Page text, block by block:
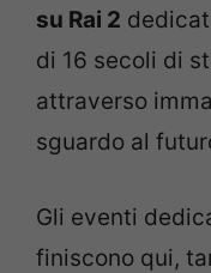
su Rai 2
di 16 secoli di
attraverso
sguardo al
Gli eventi
finiscono qui,